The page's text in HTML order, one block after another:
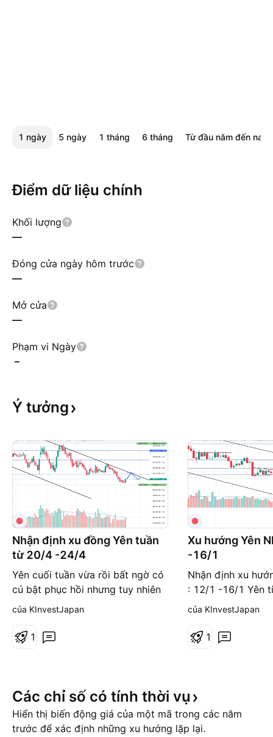
1 ngày 5 ngày 1 tháng 6 tháng Từ đầu năm đến nay
Điểm dữ liệu chính
Khối lượng
—
Đóng cửa ngày hôm trước
—
Mở cửa
—
Phạm vi Ngày
–
Ý tưởng
Nhận định xu đồng Yên tuần
từ 20/4 -24/4
Yên cuối tuần vừa rồi bất ngờ có
cú bật phục hồi nhưng tuy nhiên
chỉ là tạm thời Nên nếu có hồi lên
là mức thách thức với đồng Yên
của KInvestJapan
1
Xu hướng Yên
-16/1
Nhận định xu
: 12/1 -16/1 Yên
tam giác giảm
breakout xuống
của KInvestJapan
1
Các chỉ số có tính thời vụ
Hiển thị biến động giá của một mã trong các năm
trước để xác định những xu hướng lặp lại.